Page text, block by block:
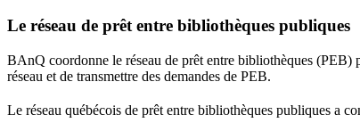
Le réseau de prêt entre bibliothèques publiques
BAnQ coordonne le réseau de prêt entre bibliothèques
réseau et de transmettre des demandes de PEB.
Le réseau québécois de prêt entre bibliothèques publiques a